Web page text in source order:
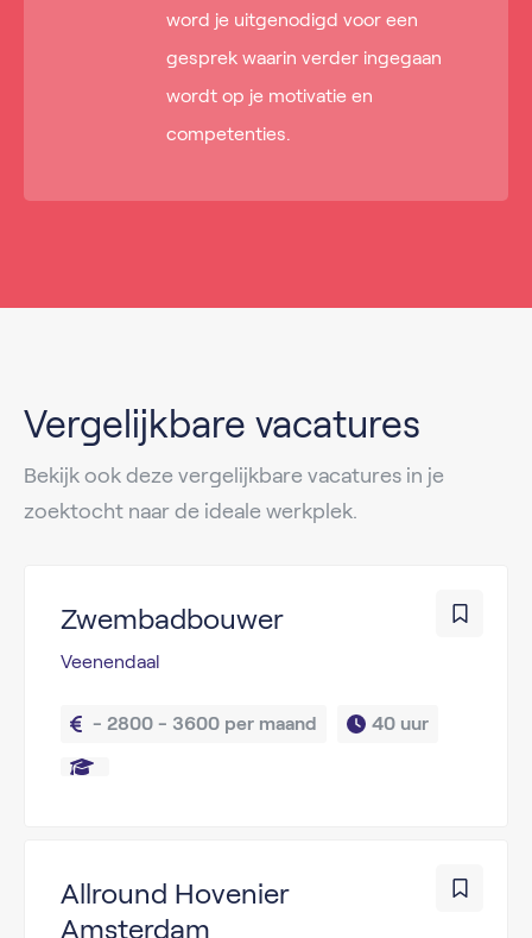
word je uitgenodigd voor een
gesprek waarin verder ingegaan
wordt op je motivatie en
competenties.
Vergelijkbare vacatures
Bekijk ook deze vergelijkbare vacatures in je
zoektocht naar de ideale werkplek.
Zwembadbouwer
Veenendaal
- 2800 - 3600 per maand 40 uur
Allround Hovenier
Amsterdam